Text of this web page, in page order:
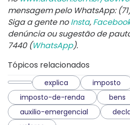
mensagem pelo WhatsApp:
Siga a gente noInsta,
denúncia ou sugestão de
7440 (WhatsApp).
Tópicos relacionados
explica imposto
imposto-de-renda
bens
auxilio-emergencial